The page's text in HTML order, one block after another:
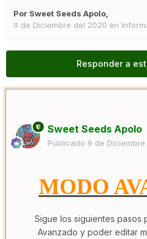
Por Sweet Seeds Apolo,
9 de Diciembre del 2020 en
Responder a
Sweet Seeds Apolo
Publicado 9 de
MODO
Sigue los siguientes pasos
Avanzado y poder editar